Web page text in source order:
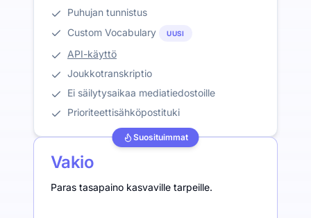
Puhujan tunnistus
Custom Vocabulary
UUSI
API-käyttö
Joukkotranskriptio
Ei säilytysaikaa mediatiedostoille
Prioriteettisähköpostituki
Suosituimmat
Vakio
Paras tasapaino kasvaville tarpeille.